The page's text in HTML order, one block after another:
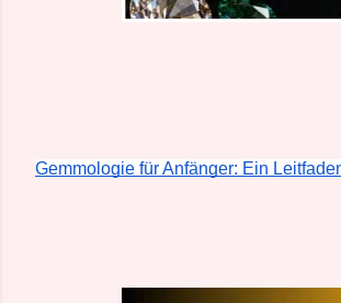
Gemmologie für Anfänger: Ein